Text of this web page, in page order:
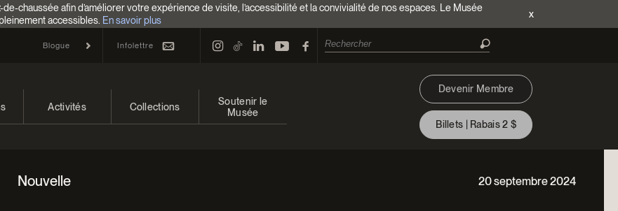
chaussée afin d’améliorer votre expérience de visite, l’accessibilité et la convivialité de nos espaces. Le Musée
accessibles. En savoir plus
x
Blogue Infolettre
passées
Activités
Familles
Collections
Soutenir le
Musée
Devenir Membre
Billets | Rabais 2 $
Nouvelle 20 septembre 2024